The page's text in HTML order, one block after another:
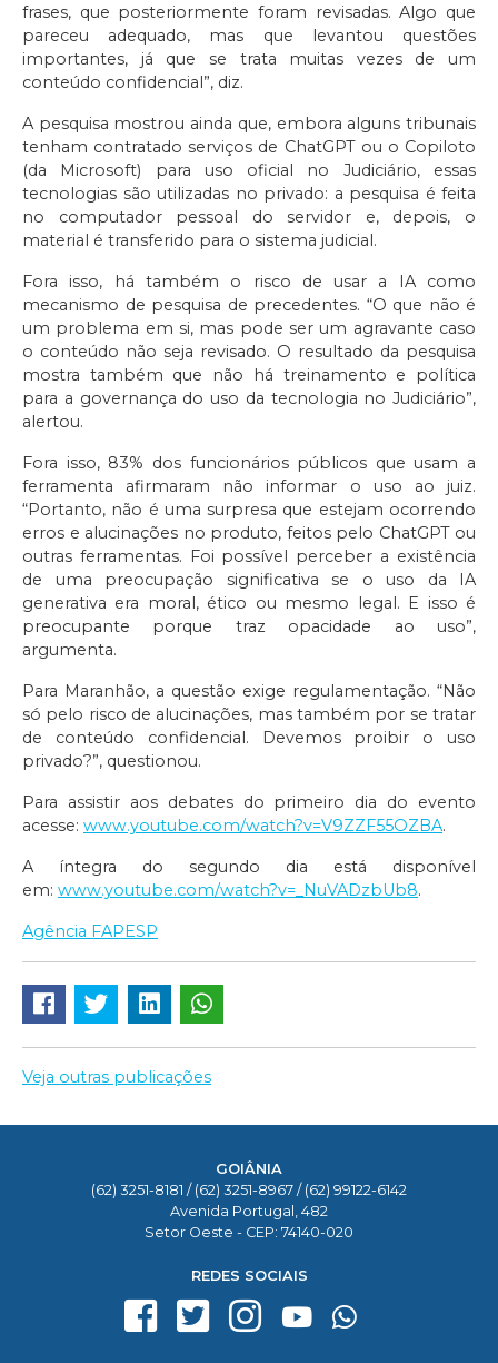
frases, que posteriormente foram revisadas. Algo que
pareceu adequado, mas que levantou questões
importantes, já que se trata muitas vezes de um
conteúdo confidencial”, diz.
A pesquisa mostrou ainda que, embora alguns tribunais
tenham contratado serviços de ChatGPT ou o Copiloto
(da Microsoft) para uso oficial no Judiciário, essas
tecnologias são utilizadas no privado: a pesquisa é feita
no computador pessoal do servidor e, depois, o
material é transferido para o sistema judicial.
Fora isso, há também o risco de usar a IA como
mecanismo de pesquisa de precedentes. “O que não é
um problema em si, mas pode ser um agravante caso
o conteúdo não seja revisado. O resultado da pesquisa
mostra também que não há treinamento e política
para a governança do uso da tecnologia no Judiciário”,
alertou.
Fora isso, 83% dos funcionários públicos que usam a
ferramenta afirmaram não informar o uso ao juiz.
“Portanto, não é uma surpresa que estejam ocorrendo
erros e alucinações no produto, feitos pelo ChatGPT ou
outras ferramentas. Foi possível perceber a existência
de uma preocupação significativa se o uso da IA
generativa era moral, ético ou mesmo legal. E isso é
preocupante porque traz opacidade ao uso”,
argumenta.
Para Maranhão, a questão exige regulamentação. “Não
só pelo risco de alucinações, mas também por se tratar
de conteúdo confidencial. Devemos proibir o uso
privado?”, questionou.
Para assistir aos debates do primeiro dia do evento
acesse: www.youtube.com/watch?v=V9ZZF55OZBA.
A íntegra do segundo dia está disponível
em: www.youtube.com/watch?v=_NuVADzbUb8.
Agência FAPESP
Veja outras publicações
GOIÂNIA
(62) 3251-8181 / (62) 3251-8967 / (62) 99122-6142
Avenida Portugal, 482
Setor Oeste - CEP: 74140-020
REDES SOCIAIS